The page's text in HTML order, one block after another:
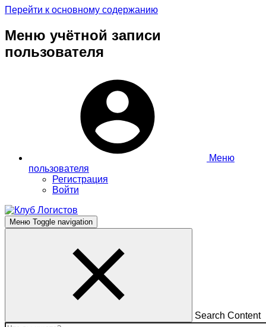
Перейти к основному содержанию
Меню учётной записи
пользователя
Меню
пользователя
Регистрация
Войти
Меню Toggle navigation
Search Content